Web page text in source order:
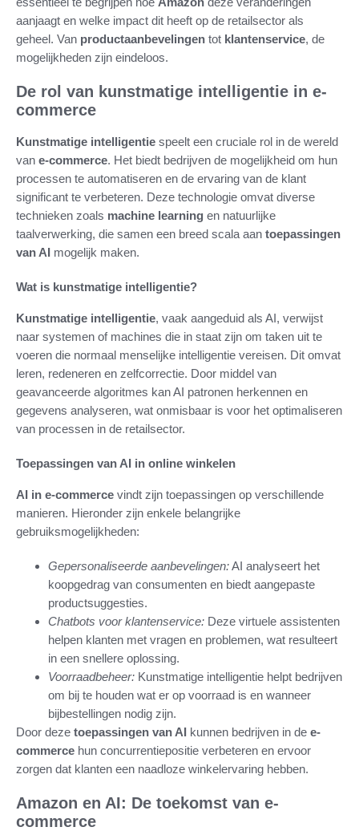
aanjaagt en welke impact dit heeft op de retailsector als
geheel. Van productaanbevelingen tot klantenservice, de
mogelijkheden zijn eindeloos.
De rol van kunstmatige intelligentie in e-
commerce
Kunstmatige intelligentie speelt een cruciale rol in de wereld
van e-commerce. Het biedt bedrijven de mogelijkheid om hun
processen te automatiseren en de ervaring van de klant
significant te verbeteren. Deze technologie omvat diverse
technieken zoals machine learning en natuurlijke
taalverwerking, die samen een breed scala aan toepassingen
van AI mogelijk maken.
Wat is kunstmatige intelligentie?
Kunstmatige intelligentie, vaak aangeduid als AI, verwijst
naar systemen of machines die in staat zijn om taken uit te
voeren die normaal menselijke intelligentie vereisen. Dit omvat
leren, redeneren en zelfcorrectie. Door middel van
geavanceerde algoritmes kan AI patronen herkennen en
gegevens analyseren, wat onmisbaar is voor het optimaliseren
van processen in de retailsector.
Toepassingen van AI in online winkelen
AI in e-commerce vindt zijn toepassingen op verschillende
manieren. Hieronder zijn enkele belangrijke
gebruiksmogelijkheden:
Gepersonaliseerde aanbevelingen:AI analyseert het
koopgedrag van consumenten en biedt aangepaste
productsuggesties.
Chatbots voor klantenservice: Deze virtuele assistenten
helpen klanten met vragen en problemen, wat resulteert
in een snellere oplossing.
Voorraadbeheer: Kunstmatige intelligentie helpt bedrijven
om bij te houden wat er op voorraad is en wanneer
bijbestellingen nodig zijn.
Door deze toepassingen van AI kunnen bedrijven in de e-
commerce hun concurrentiepositie verbeteren en ervoor
zorgen dat klanten een naadloze winkelervaring hebben.
Amazon en AI: De toekomst van e-
commerce